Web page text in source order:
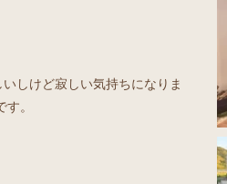
しけど寂しい気持ちになりま
。